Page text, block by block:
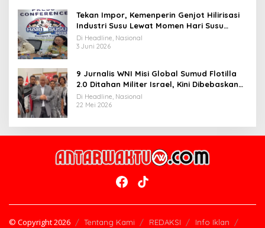
Tekan Impor, Kemenperin Genjot Hilirisasi
Industri Susu Lewat Momen Hari Susu
Nusantara 2026
Di Headline, Nasional
3 Juni 2026
9 Jurnalis WNI Misi Global Sumud Flotilla
2.0 Ditahan Militer Israel, Kini Dibebaskan
dan Dievakuasi ke Istanbul
Di Headline, Nasional
22 Mei 2026
© Copyright 2026 Tentang Kami REDAKSI Info Iklan